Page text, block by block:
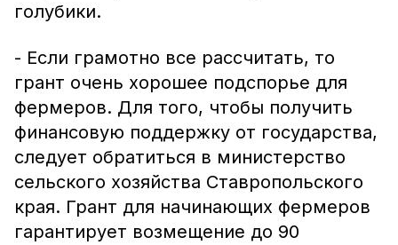
голубики.
- Если грамотно все рассчитать, то
грант очень хорошее подспорье для
фермеров. Для того, чтобы получить
финансовую поддержку от государства,
следует обратиться в министерство
сельского хозяйства Ставропольского
края. Грант для начинающих фермеров
гарантирует возмещение до 90